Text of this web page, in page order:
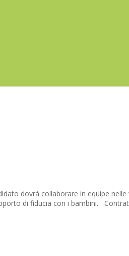
dovrà collaborare in equipe
di fiducia con i bambini.